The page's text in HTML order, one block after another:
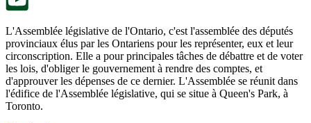
L'Assemblée législative de l'Ontario, c'est l'assemblée des députés
provinciaux élus par les Ontariens pour les représenter, eux et leur
circonscription. Elle a pour principales tâches de débattre et de voter
les lois, d'obliger le gouvernement à rendre des comptes, et
d'approuver les dépenses de ce dernier. L'Assemblée se réunit dans
l'édifice de l'Assemblée législative, qui se situe à Queen's Park, à
Toronto.